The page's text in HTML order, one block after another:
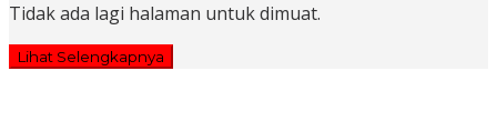
Tidak ada lagi halaman untuk dimuat.
Lihat Selengkapnya